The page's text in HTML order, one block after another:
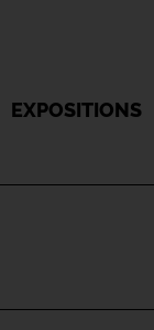
EXPOSITIONS